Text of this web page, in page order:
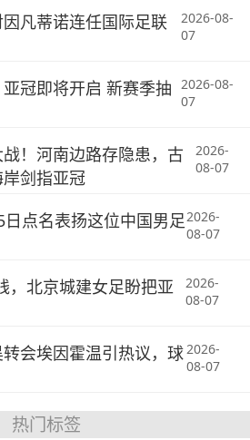
凡蒂诺连任国际足联
2026-08-
07
冠即将开启 新赛季抽
2026-08-
07
！河南边路存隐患，古
剑指亚冠
2026-
08-07
点名表扬这位中国男足2026-
08-07
，北京城建女足盼把亚
2026-
08-07
会埃因霍温引热议，球2026-
08-07
热门标签